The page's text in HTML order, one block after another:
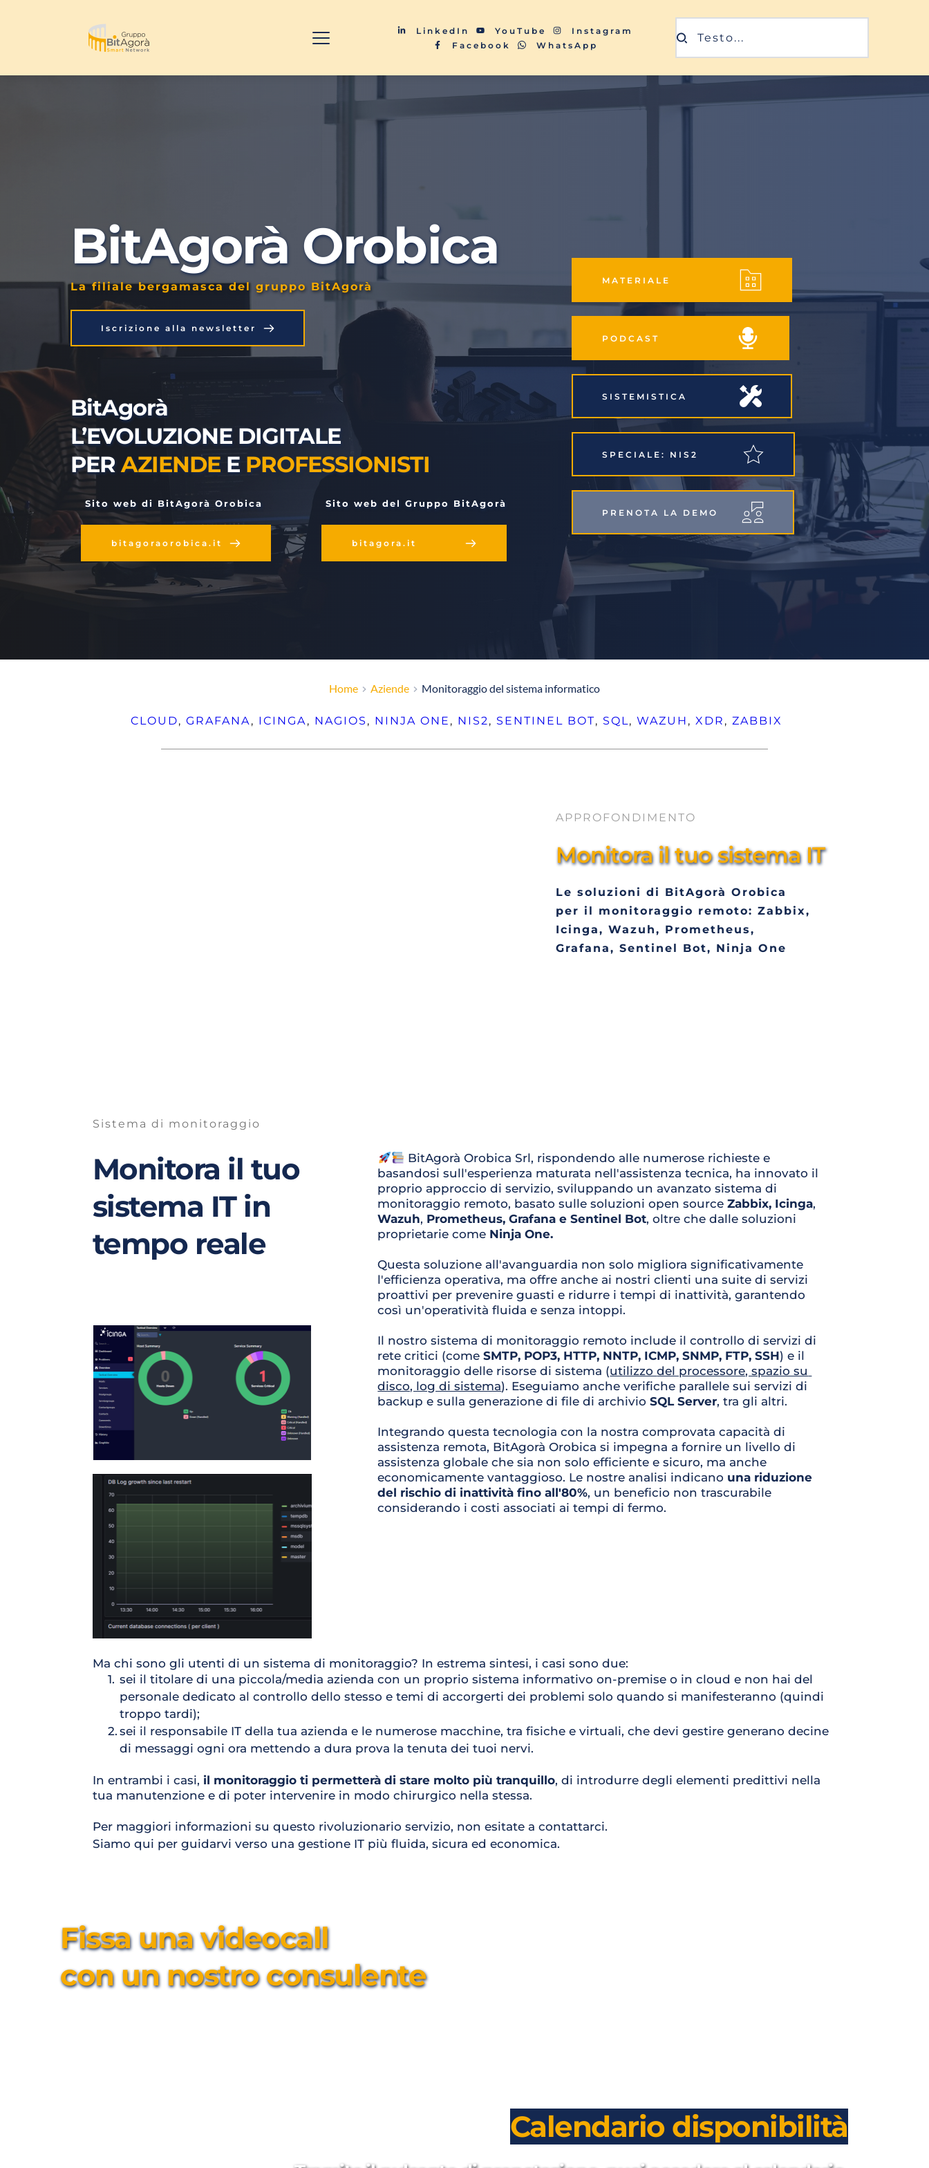
LinkedIn YouTube
Instagram
Facebook
WhatsApp Testo...
BitAgorà Orobica
La filiale bergamasca del gruppo BitAgorà
Iscrizione alla newsletter
BitAgorà
L’EVOLUZIONE DIGITALE
PER AZIENDE E PROFESSIONISTI
Sito web di BitAgorà Orobica
bitagoraorobica.it
Sito web del Gruppo BitAgorà
bitagora.it
MATERIALE
PODCAST
SISTEMISTICA
SPECIALE: NIS2
PRENOTA LA DEMO
Home Aziende Monitoraggio del sistema informatico
CLOUD, GRAFANA, ICINGA, NAGIOS , NINJA ONE , NIS2, SENTINEL BOT, SQL, WAZUH , XDR , ZABBIX
APPROFONDIMENTO
Monitora il tuo sistema IT
Le soluzioni di BitAgorà Orobica
per il monitoraggio remoto: Zabbix,
Icinga, Wazuh, Prometheus,
Grafana, Sentinel Bot, Ninja One
Sistema di monitoraggio
Monitora il tuo
sistema IT in
tempo reale
BitAgorà Orobica Srl, rispondendo alle numerose richieste e
basandosi sull'esperienza maturata nell'assistenza tecnica, ha innovato il
monitoraggio remoto, basato sulle soluzioni open source Zabbix, Icinga
Wazuh, Prometheus, Grafana e Sentinel Bot, oltre che dalle soluzioni
proprietarie come Ninja One.
Questa soluzione all'avanguardia non solo migliora significativamente
l'efficienza operativa, ma offre anche ai nostri clienti una suite di servizi
proattivi per prevenire guasti e ridurre i tempi di inattività, garantendo
così un'operatività fluida e senza intoppi.
Il nostro sistema di monitoraggio remoto include il controllo di servizi di
rete critici (come SMTP, POP3, HTTP, NNTP, ICMP, SNMP, FTP, SSH) e il
monitoraggio delle risorse di sistema (utilizzo del processore, spazio su
disco, log di sistema). Eseguiamo anche verifiche parallele sui servizi di
backup e sulla generazione di file di archivio SQL Server, tra gli altri.
Integrando questa tecnologia con la nostra comprovata capacità di
assistenza remota, BitAgorà Orobica si impegna a fornire un livello di
assistenza globale che sia non solo efficiente e sicuro, ma anche
economicamente vantaggioso. Le nostre analisi indicano una riduzione
del rischio di inattività fino all'80%, un beneficio non trascurabile
considerando i costi associati ai tempi di fermo.
Ma chi sono gli utenti di un sistema di monitoraggio? In estrema sintesi, i casi sono due:
sei il titolare di una piccola/media azienda con un proprio sistema informativo on-premise o in cloud e non hai del
personale dedicato al controllo dello stesso e temi di accorgerti dei problemi solo quando si manifesteranno (quindi
troppo tardi);
sei il responsabile IT della tua azienda e le numerose macchine, tra fisiche e virtuali, che devi gestire generano decine
di messaggi ogni ora mettendo a dura prova la tenuta dei tuoi nervi.
In entrambi i casi, il monitoraggio ti permetterà di stare molto più tranquillo, di introdurre degli elementi predittivi nella
tua manutenzione e di poter intervenire in modo chirurgico nella stessa.
Per maggiori informazioni su questo rivoluzionario servizio, non esitate a contattarci.
Siamo qui per guidarvi verso una gestione IT più fluida, sicura ed economica.
Fissa una videocall
con un nostro consulente
Calendario disponibilità